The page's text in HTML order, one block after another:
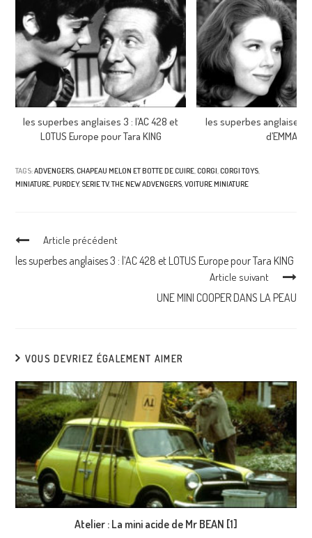
les superbes anglaises 3 : l’AC 428 et
LOTUS Europe pour Tara KING
les superbes anglaises 2
d’EMMA
TAGS:ADVENGERS CHAPEAU MELON ET BOTTE DE CUIRE CORGI CORGI TOYS
MINIATURE PURDEY, SERIE TV, THE NEW ADVENGERS VOITURE MINIATURE
Continuer
la
Article précédent
les superbes anglaises 3 : l’AC 428 et LOTUS Europe pour Tara KING
Article suivant
UNE MINI COOPER DANS LA PEAU
VOUS DEVRIEZ ÉGALEMENT AIMER
Atelier : La mini acide de Mr BEAN [1]